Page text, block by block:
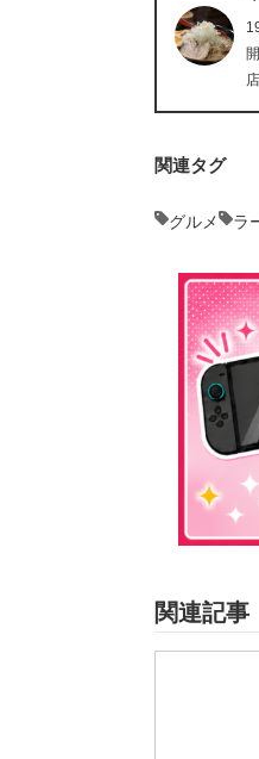
関連タグ
グルメ ラ
関連記事